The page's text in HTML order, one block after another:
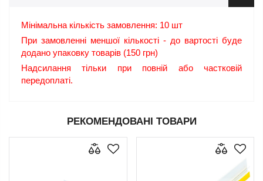
Мінімальна кількість замовлення: 10 шт
При замовленні меншої кількості - до вартості буде
додано упаковку товарів (150 грн)
Надсилання тільки при повній або частковій
передоплаті.
РЕКОМЕНДОВАНІ ТОВАРИ